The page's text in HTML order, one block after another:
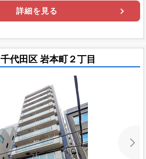
詳細を見る
千代田区 岩本町２丁目